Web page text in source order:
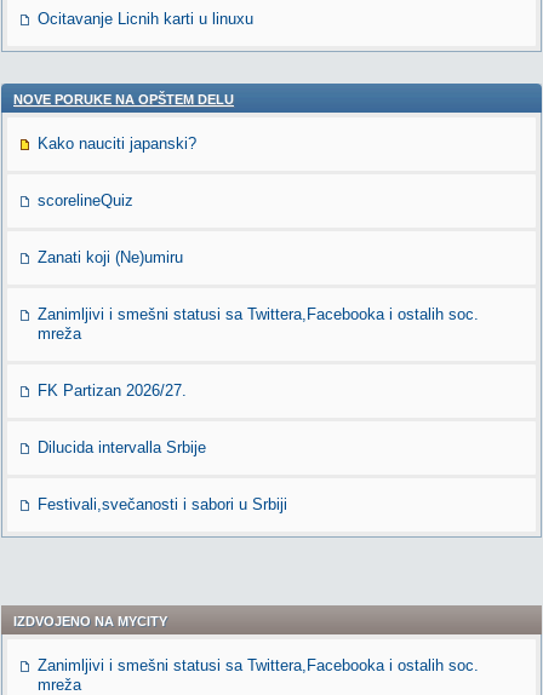
Ocitavanje Licnih karti u linuxu
NOVE PORUKE NA OPŠTEM DELU
Kako nauciti japanski?
scorelineQuiz
Zanati koji (Ne)umiru
Zanimljivi i smešni statusi sa Twittera,Facebooka i ostalih soc.
mreža
FK Partizan 2026/27.
Dilucida intervalla Srbije
Festivali,svečanosti i sabori u Srbiji
IZDVOJENO NA MYCITY
Zanimljivi i smešni statusi sa Twittera,Facebooka i ostalih soc.
mreža